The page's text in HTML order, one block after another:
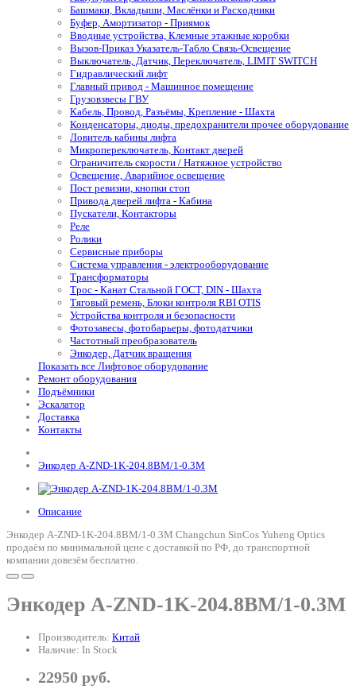
Башмаки, Вкладыши, Маслёнки и Расходники
Буфер, Амортизатор - Приямок
Вводные устройства, Клемные этажные коробки
Вызов-Приказ Указатель-Табло Связь-Освещение
Выключатель, Датчик, Переключатель, LIMIT SWITCH
Гидравлический лифт
Главный привод - Машинное помещение
Грузовзвесы ГВУ
Кабель, Провод, Разъёмы, Крепление - Шахта
Конденсаторы, диоды, предохранители прочее оборудование
Ловитель кабины лифта
Микропереключатель, Контакт дверей
Ограничитель скорости / Натяжное устройство
Освещение, Аварийное освещение
Пост ревизии, кнопки стоп
Привода дверей лифта - Кабина
Пускатели, Контакторы
Реле
Ролики
Сервисные приборы
Система управления - электрооборудование
Трансформаторы
Трос - Канат Стальной ГОСТ, DIN - Шахта
Тяговый ремень, Блоки контроля RBI OTIS
Устройства контроля и безопасности
Фотозавесы, фотобарьеры, фотодатчики
Частотный преобразователь
Энкодер, Датчик вращения
Показать все Лифтовое оборудование
Ремонт оборудования
Подъёмники
Эскалатор
Доставка
Контакты
Энкодер A-ZND-1K-204.8BM/1-0.3M
Описание
Энкодер A-ZND-1K-204.8BM/1-0.3M Changchun SinCos Yuheng Optics
продаём по минимальной цене с доставкой по РФ, до транспортной
компании довезём бесплатно.
Энкодер A-ZND-1K-204.8BM/1-0.3M
Производитель: Китай
Наличие: In Stock
22950 руб.